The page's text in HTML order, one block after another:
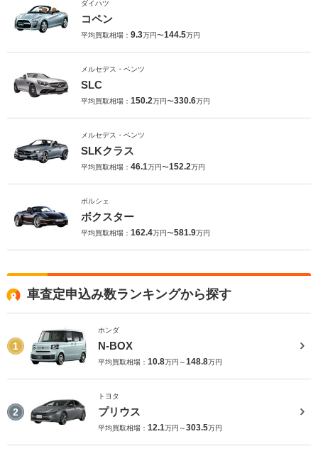
ダイハツ
コペン
平均買取相場： 9.3万円〜144.5万円
メルセデス・ベンツ
SLC
平均買取相場： 150.2万円〜330.6万円
メルセデス・ベンツ
SLKクラス
平均買取相場： 46.1万円〜152.2万円
ポルシェ
ボクスター
平均買取相場： 162.4万円〜581.9万円
車査定申込み数ランキングから探す
1
ホンダ
N-BOX
平均買取相場： 10.8万円～148.8万円
2
トヨタ
プリウス
平均買取相場： 12.1万円～303.5万円